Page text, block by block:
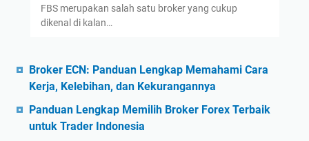
FBS merupakan salah satu broker yang cukup
dikenal di kalan…
Broker ECN: Panduan Lengkap Memahami Cara
Kerja, Kelebihan, dan Kekurangannya
Panduan Lengkap Memilih Broker Forex Terbaik
untuk Trader Indonesia